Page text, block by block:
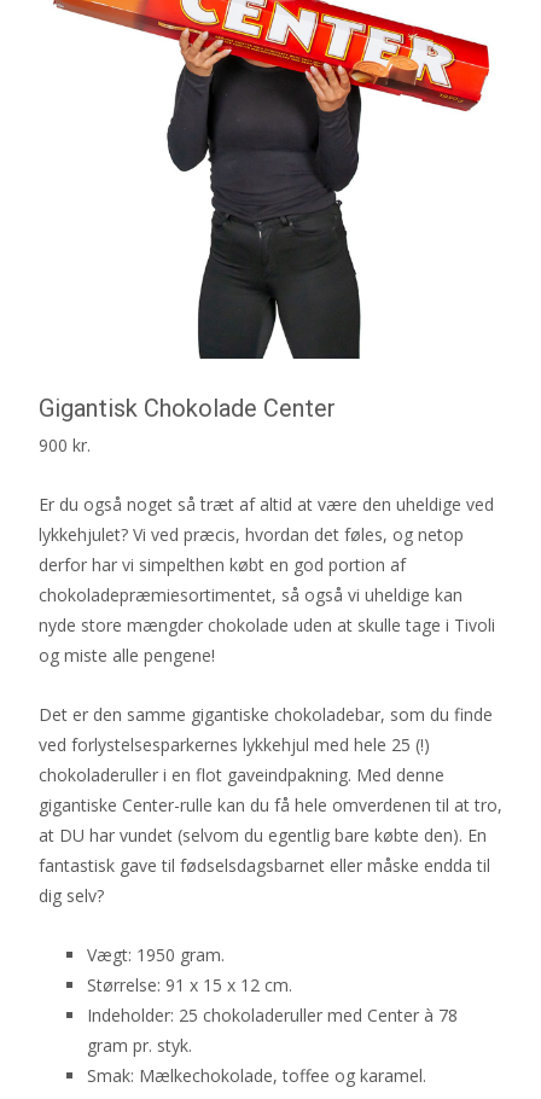
Gigantisk Chokolade Center
900 kr.
Er du også noget så træt af altid at være den uheldige ved
lykkehjulet? Vi ved præcis, hvordan det føles, og netop
derfor har vi simpelthen købt en god portion af
chokoladepræmiesortimentet, så også vi uheldige kan
nyde store mængder chokolade uden at skulle tage i Tivoli
og miste alle pengene!
Det er den samme gigantiske chokoladebar, som du finde
ved forlystelsesparkernes lykkehjul med hele 25 (!)
chokoladeruller i en flot gaveindpakning. Med denne
gigantiske Center-rulle kan du få hele omverdenen til at tro,
at DU har vundet (selvom du egentlig bare købte den). En
fantastisk gave til fødselsdagsbarnet eller måske endda til
dig selv?
Vægt: 1950 gram.
Størrelse: 91 x 15 x 12 cm.
Indeholder: 25 chokoladeruller med Center à 78
gram pr. styk.
Smak: Mælkechokolade, toffee og karamel.